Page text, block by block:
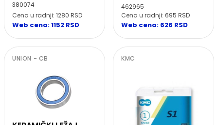
380074
Cena u radnji: 1280 RSD
Web cena: 1152 RSD
462965
Cena u radnji: 695 RSD
Web cena: 626 RSD
UNION - CB KMC